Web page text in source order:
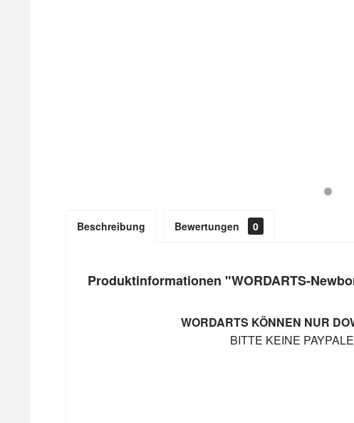
Beschreibung Bewertungen 0
Produktinformationen "WORDARTS-
WORDARTS KÖNNEN NUR
BITTE KEINE